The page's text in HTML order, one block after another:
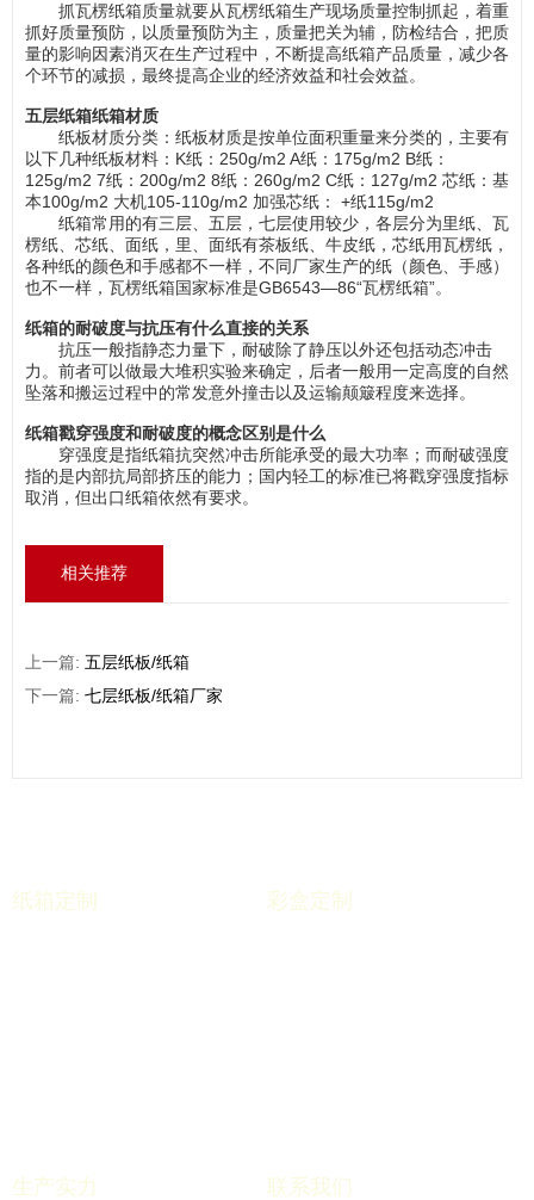
抓瓦楞纸箱质量就要从瓦楞纸箱生产现场质量控制抓起，着重
抓好质量预防，以质量预防为主，质量把关为辅，防检结合，把质
量的影响因素消灭在生产过程中，不断提高纸箱产品质量，减少各
个环节的减损，最终提高企业的经济效益和社会效益。
五层纸箱纸箱材质
纸板材质分类：纸板材质是按单位面积重量来分类的，主要有
以下几种纸板材料：K纸：250g/m2 A纸：175g/m2 B纸：
125g/m2 7纸：200g/m2 8纸：260g/m2 C纸：127g/m2 芯纸：基
本100g/m2 大机105-110g/m2 加强芯纸： +纸115g/m2
纸箱常用的有三层、五层，七层使用较少，各层分为里纸、瓦
楞纸、芯纸、面纸，里、面纸有茶板纸、牛皮纸，芯纸用瓦楞纸，
各种纸的颜色和手感都不一样，不同厂家生产的纸（颜色、手感）
也不一样，瓦楞纸箱国家标准是GB6543—86“瓦楞纸箱”。
纸箱的耐破度与抗压有什么直接的关系
抗压一般指静态力量下，耐破除了静压以外还包括动态冲击
力。前者可以做最大堆积实验来确定，后者一般用一定高度的自然
坠落和搬运过程中的常发意外撞击以及运输颠簸程度来选择。
纸箱戳穿强度和耐破度的概念区别是什么
穿强度是指纸箱抗突然冲击所能承受的最大功率；而耐破强度
指的是内部抗局部挤压的能力；国内轻工的标准已将戳穿强度指标
取消，但出口纸箱依然有要求。
相关推荐
上一篇: 五层纸板/纸箱
下一篇: 七层纸板/纸箱厂家
纸箱定制 彩盒定制
生产实力 联系我们